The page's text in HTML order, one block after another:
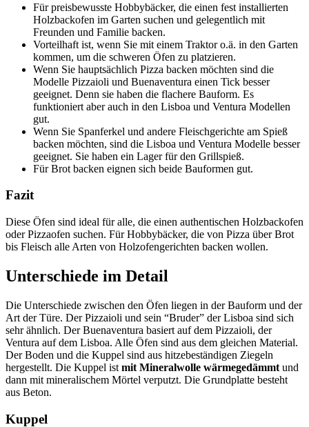
Für preisbewusste Hobbybäcker, die einen fest installierten
Holzbackofen im Garten suchen und gelegentlich mit
Freunden und Familie backen.
Vorteilhaft ist, wenn Sie mit einem Traktor o.ä. in den Garten
kommen, um die schweren Öfen zu platzieren.
Wenn Sie hauptsächlich Pizza backen möchten sind die
Modelle Pizzaioli und Buenaventura einen Tick besser
geeignet. Denn sie haben die flachere Bauform. Es
funktioniert aber auch in den Lisboa und Ventura Modellen
gut.
Wenn Sie Spanferkel und andere Fleischgerichte am Spieß
backen möchten, sind die Lisboa und Ventura Modelle besser
geeignet. Sie haben ein Lager für den Grillspieß.
Für Brot backen eignen sich beide Bauformen gut.
Fazit
Diese Öfen sind ideal für alle, die einen authentischen Holzbackofen
oder Pizzaofen suchen. Für Hobbybäcker, die von Pizza über Brot
bis Fleisch alle Arten von Holzofengerichten backen wollen.
Unterschiede im Detail
Die Unterschiede zwischen den Öfen liegen in der Bauform und der
Art der Türe. Der Pizzaioli und sein “Bruder” der Lisboa sind sich
sehr ähnlich. Der Buenaventura basiert auf dem Pizzaioli, der
Ventura auf dem Lisboa. Alle Öfen sind aus dem gleichen Material.
Der Boden und die Kuppel sind aus hitzebeständigen Ziegeln
hergestellt. Die Kuppel ist mit Mineralwolle wärmegedämmt und
dann mit mineralischem Mörtel verputzt. Die Grundplatte besteht
aus Beton.
Kuppel